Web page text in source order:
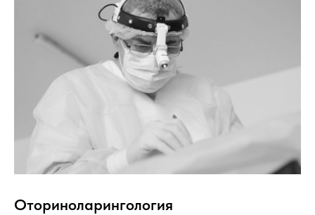
Оториноларингология